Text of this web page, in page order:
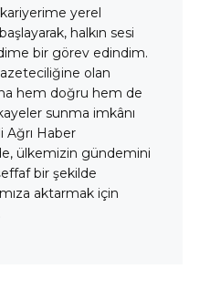
yerel
halkın sesi
bir görev edindim.
olan
hem doğru hem de
sunma imkânı
Ağrı Haber
ülkemizin gündemini
bir şekilde
aktarmak için